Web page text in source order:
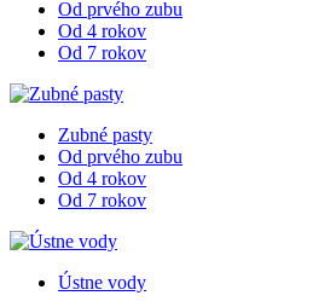
Od prvého zubu
Od 4 rokov
Od 7 rokov
Zubné pasty
Od prvého zubu
Od 4 rokov
Od 7 rokov
Ústne vody